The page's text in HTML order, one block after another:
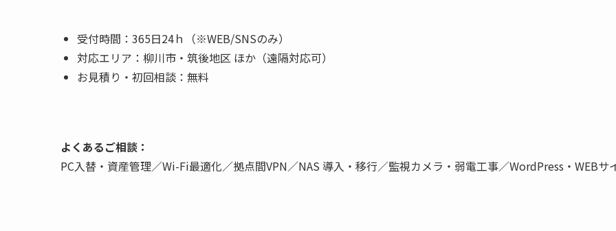
受付時間：365日24ｈ（※WEB/SNSのみ）
対応エリア：柳川市・筑後地区 ほか（遠隔対応可）
お見積り・初回相談：無料
よくあるご相談：
PC入替・資産管理／Wi-Fi最適化／拠点間VPN／NAS 導入・移行／監視カメラ・弱電工事／WordPress・WEB